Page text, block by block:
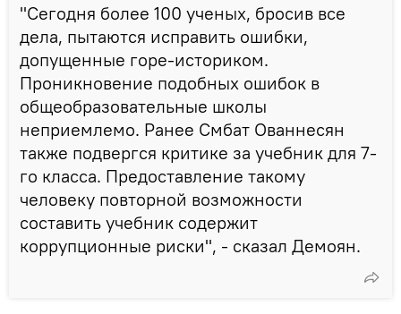
"Сегодня более 100 ученых, бросив все
дела, пытаются исправить ошибки,
допущенные горе-историком.
Проникновение подобных ошибок в
общеобразовательные школы
неприемлемо. Ранее Смбат Ованнесян
также подвергся критике за учебник для 7-
го класса. Предоставление такому
человеку повторной возможности
составить учебник содержит
коррупционные риски", - сказал Демоян.